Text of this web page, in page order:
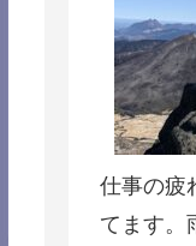
仕事の疲
てます。